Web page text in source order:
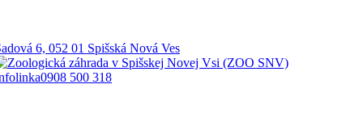
6, 052 01 Spišská Nová Ves
0908 500 318